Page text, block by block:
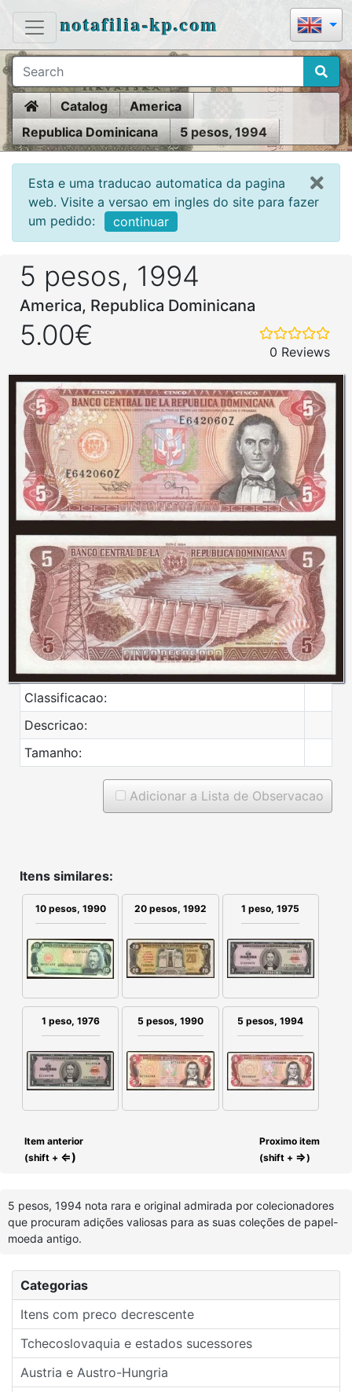
notafilia-kp.com
HomeCatalog
America
Republica Dominicana
5 pesos, 1994
Esta e uma traducao automatica da pagina
web. Visite a versao em ingles do site para fazer
um pedido:
continuar
Categorias
Itens com preco decrescente
Tchecoslovaquia e estados sucessores
Austria e Austro-Hungria
5 pesos, 1994
America, Republica Dominicana
5.00€
0 Reviews
Classificacao:
Descricao:
Tamanho:
Adicionar a Lista de Observacao
Itens similares:
10 pesos, 1990 20 pesos, 1992 1 peso, 1975
1 peso, 1976 5 pesos, 1990 5 pesos, 1994
Item anterior
(shift + ⇐)
Proximo item
(shift + ⇒)
5 pesos, 1994 nota rara e original admirada por colecionadores
que procuram adições valiosas para as suas coleções de papel-
moeda antigo.